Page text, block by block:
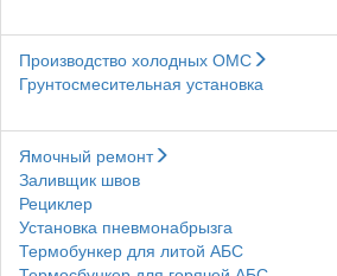
Производство холодных ОМС
Грунтосмесительная установка
Ямочный ремонт
Заливщик швов
Рециклер
Установка пневмонабрызга
Термобункер для литой АБС